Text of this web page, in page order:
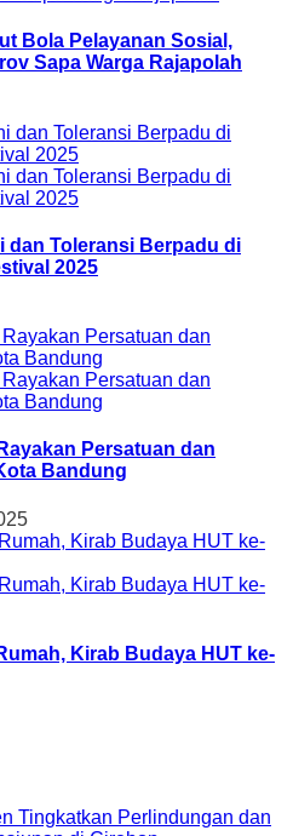
Bola Pelayanan Sosial,
Sapa Warga Rajapolah
dan Toleransi Berpadu di
2025
Persatuan dan
Bandung
Kirab Budaya HUT ke-